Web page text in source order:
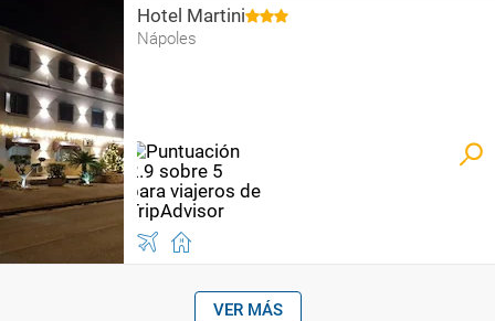
Hotel Martini
Nápoles
VER MÁS